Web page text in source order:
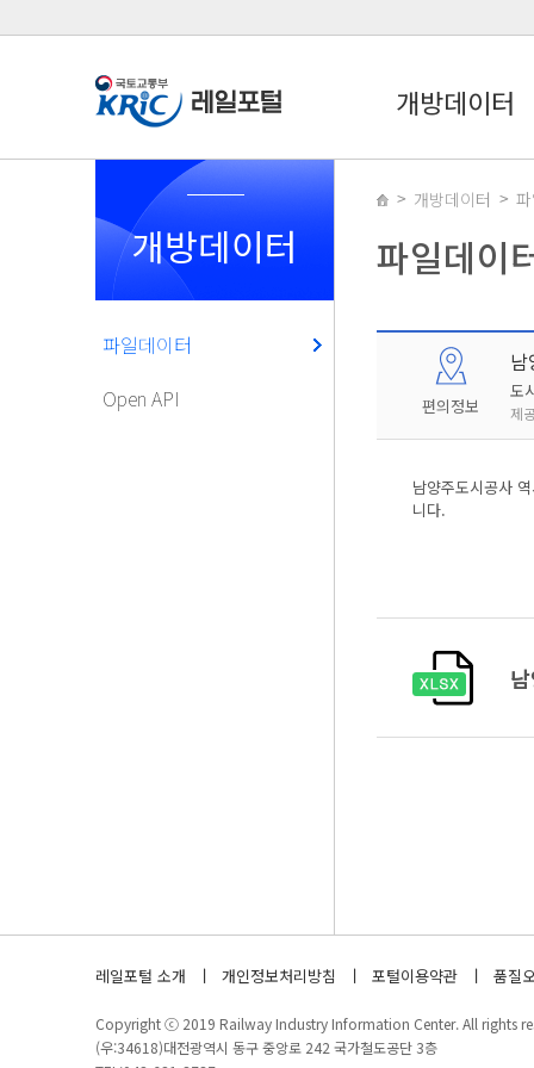
개방데이터
개방데이터
파일데이터
Open API
개방데이터
파일데이
편의정보
도
제
남양주도시공사
니다.
레일포털 소개 개인정보처리방침 포털이용약관 품질
Copyright ⓒ 2019 Railway Industry Information Center. All rights
(우:34618)대전광역시 동구 중앙로 242 국가철도공단 3층